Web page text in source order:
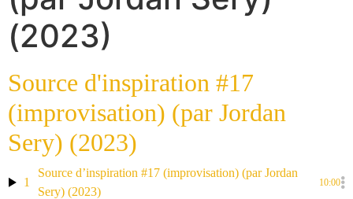
(2023)
Source d'inspiration #17
(improvisation) (par Jordan
Sery) (2023)
1
Source d’inspiration #17 (improvisation) (par Jordan
Sery) (2023)
10:00